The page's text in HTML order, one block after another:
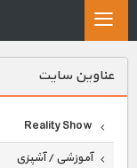
عناوين سايت
Reality Show
آموزشی / آشپزی